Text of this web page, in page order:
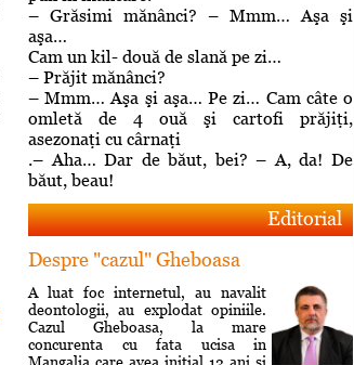
– Grăsimi mănânci? – Mmm… Aşa şi
aşa…
Cam un kil- două de slană pe zi…
– Prăjit mănânci?
– Mmm… Aşa şi aşa… Pe zi… Cam câte o
omletă de 4 ouă şi cartofi prăjiţi,
asezonaţi cu cârnaţi
.– Aha… Dar de băut, bei? – A, da! De
băut, beau!
Editorial
Despre "cazul" Gheboasa
A luat foc internetul, au navalit
deontologii, au explodat opiniile.
Cazul Gheboasa, la mare
concurenta cu fata ucisa in
Mangalia care avea initial 12 ani si